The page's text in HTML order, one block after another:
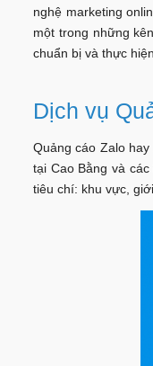
nghệ marketing
một trong những
chuẩn bị và thực
Dịch vụ
Quảng cáo Zalo hay
tại Cao Bằng và
tiêu chí: khu vực,